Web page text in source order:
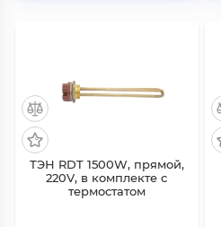
ТЭН RDT 1500W, прямой,
220V, в комплекте с
термостатом